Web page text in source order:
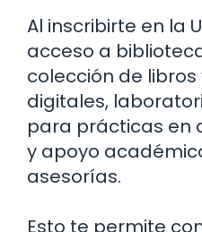
Al inscribirte en la
acceso a
colección de libros
digitales,
para prácticas en
y apoyo
asesorías.
Esto te permite